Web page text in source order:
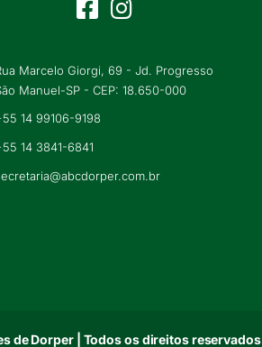
Marcelo Giorgi, 69 - Jd. Progresso
Manuel-SP - CEP: 18.650-000
14 99106-9198
14 3841-6841
de Dorper | Todos os direitos reservados